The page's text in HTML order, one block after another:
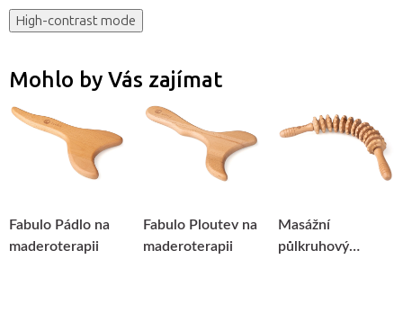
High-contrast mode
Mohlo by Vás zajímat
Fabulo Pádlo na
maderoterapii
Fabulo Ploutev na
maderoterapii
Masážní
půlkruhový